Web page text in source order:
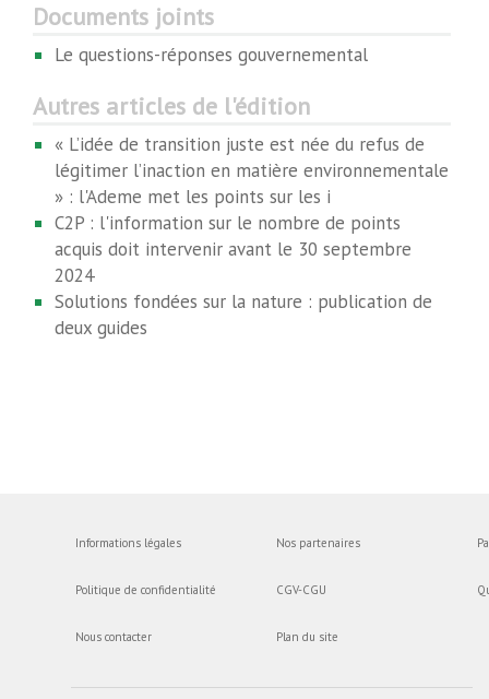
Documents joints
Le questions-réponses gouvernemental
Autres articles de l'édition
« L’idée de transition juste est née du refus de
légitimer l’inaction en matière environnementale
» : l'Ademe met les points sur les i
C2P : l'information sur le nombre de points
acquis doit intervenir avant le 30 septembre
2024
Solutions fondées sur la nature : publication de
deux guides
Informations légales
Politique de confidentialité
Nous contacter
Nos partenaires
CGV-CGU
Plan du site